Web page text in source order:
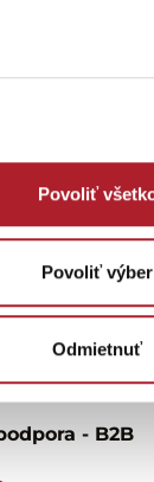
Povoliť
Povoliť výber
Odmietnuť
- B2B